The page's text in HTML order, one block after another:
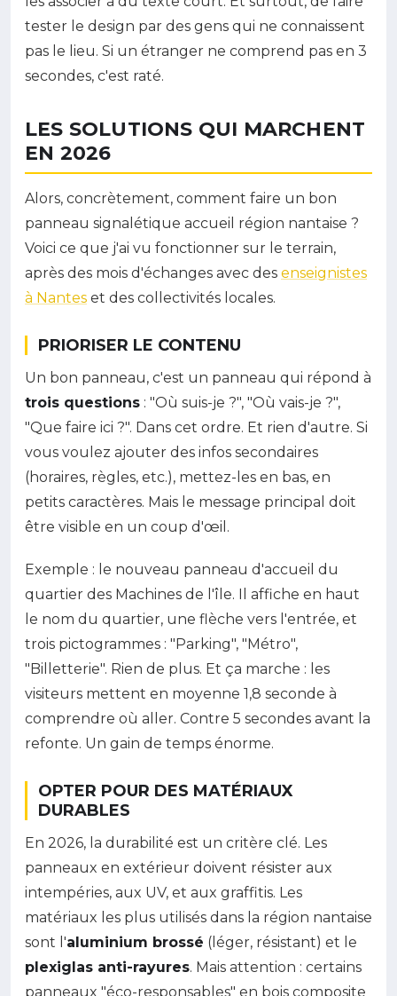
tester le design par des gens qui ne connaissent
pas le lieu. Si un étranger ne comprend pas en 3
secondes, c'est raté.
LES SOLUTIONS QUI MARCHENT
EN 2026
Alors, concrètement, comment faire un bon
panneau signalétique accueil région nantaise ?
Voici ce que j'ai vu fonctionner sur le terrain,
après des mois d'échanges avec des enseignistes
à Nantes et des collectivités locales.
PRIORISER LE CONTENU
Un bon panneau, c'est un panneau qui répond à
trois questions : "Où suis-je ?", "Où vais-je ?",
"Que faire ici ?". Dans cet ordre. Et rien d'autre. Si
vous voulez ajouter des infos secondaires
(horaires, règles, etc.), mettez-les en bas, en
petits caractères. Mais le message principal doit
être visible en un coup d'œil.
Exemple : le nouveau panneau d'accueil du
quartier des Machines de l'île. Il affiche en haut
le nom du quartier, une flèche vers l'entrée, et
trois pictogrammes : "Parking", "Métro",
"Billetterie". Rien de plus. Et ça marche : les
visiteurs mettent en moyenne 1,8 seconde à
comprendre où aller. Contre 5 secondes avant la
refonte. Un gain de temps énorme.
OPTER POUR DES MATÉRIAUX
DURABLES
En 2026, la durabilité est un critère clé. Les
panneaux en extérieur doivent résister aux
intempéries, aux UV, et aux graffitis. Les
matériaux les plus utilisés dans la région nantaise
sont l'aluminium brossé (léger, résistant) et le
plexiglas anti-rayures. Mais attention : certains
panneaux "éco-responsables" en bois composite